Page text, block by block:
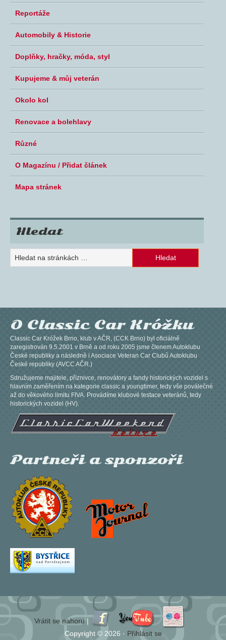
Reportáže
Automobily & Historie
Doplňky, hračky, móda, styl
Kupujeme & můj veterán
Okolo kol
Renovace a bolehlavy
Různé
O Magazínu / Přidat článek
Mapa stránek
Hledat
O Classic Car Króžku
Classic Car Króžek Brno, klub v AČR, (CCK Brno) byl oficiálně
zaregistrován 9.5.2001 v Brně a od roku 2005 jsme členem Autoklubu
České republiky a následně i Asociace Veteran Car Clubů Autoklubu
České republiky (AVCC AČR.)
Sdružujeme majitele, příznivce, renovátory a fandy historických vozidel s
hlavním zaměřením na kategorie classic a youngtimer, tedy vše poválečné
až do věkového limitu FIVA. Provádíme klubové testace veteránů, tedy
historických vozidel (HV).
Partneři a sponzoři
Vrátit se nahoru |
Copyright © 2026 · Přihlásit se